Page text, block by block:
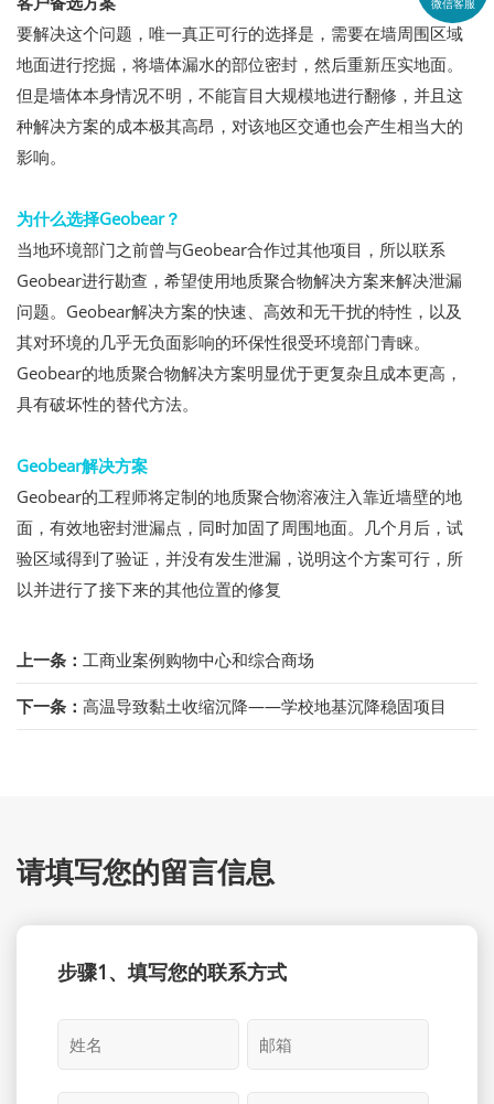
要解决这个问题，唯一真正可行的选择是，需要在墙周围区域
地面进行挖掘，将墙体漏水的部位密封，然后重新压实地面。
但是墙体本身情况不明，不能盲目大规模地进行翻修，并且这
种解决方案的成本极其高昂，对该地区交通也会产生相当大的
影响。
为什么选择Geobear？
当地环境部门之前曾与Geobear合作过其他项目，所以联系
Geobear进行勘查，希望使用地质聚合物解决方案来解决泄漏
问题。Geobear解决方案的快速、高效和无干扰的特性，以及
其对环境的几乎无负面影响的环保性很受环境部门青睐。
Geobear的地质聚合物解决方案明显优于更复杂且成本更高，
具有破坏性的替代方法。
Geobear解决方案
Geobear的工程师将定制的地质聚合物溶液注入靠近墙壁的地
面，有效地密封泄漏点，同时加固了周围地面。几个月后，试
验区域得到了验证，并没有发生泄漏，说明这个方案可行，所
以并进行了接下来的其他位置的修复
上一条： 工商业案例购物中心和综合商场
下一条： 高温导致黏土收缩沉降——学校地基沉降稳固项目
请填写您的留言信息
步骤1、填写您的联系方式